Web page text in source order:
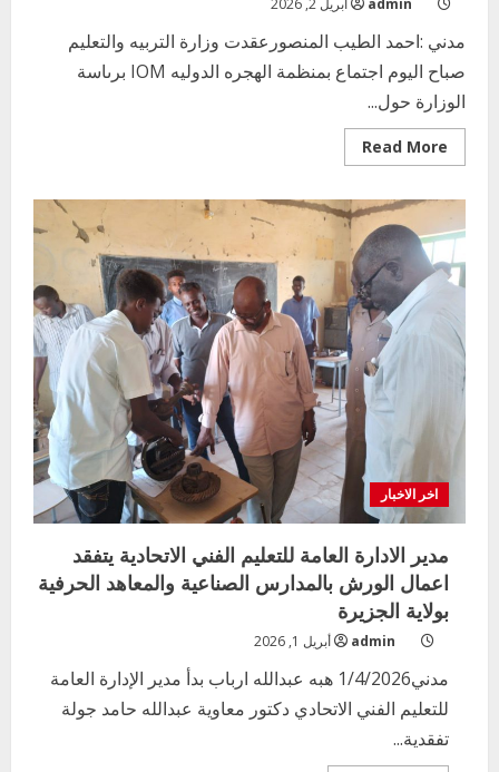
لأعمال
الفنية
بمدارس
ومعاهد
مدني
admin أبريل 2, 2026
مدني :احمد الطيب المنصورعقدت وزارة التربيه والتعليم
صباح اليوم اجتماع بمنظمة الهجره الدوليه IOM برىاسة
الوزارة حول...
Read More
more
الهجره
الدوليه
IOM
اخر الاخبار
مدير الادارة العامة للتعليم الفني الاتحادية يتفقد
اعمال الورش بالمدارس الصناعية والمعاهد الحرفية
بولاية الجزيرة
admin أبريل 1, 2026
مدني1/4/2026 هبه عبدالله ارباب بدأ مدير الإدارة العامة
للتعليم الفني الاتحادي دكتور معاوية عبدالله حامد جولة
تفقدية...